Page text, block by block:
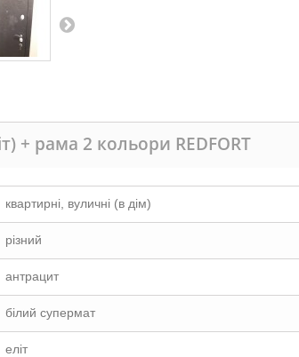
+ рама 2 кольори REDFORT
квартирні, вуличні (в дім)
різний
антрацит
білий супермат
еліт